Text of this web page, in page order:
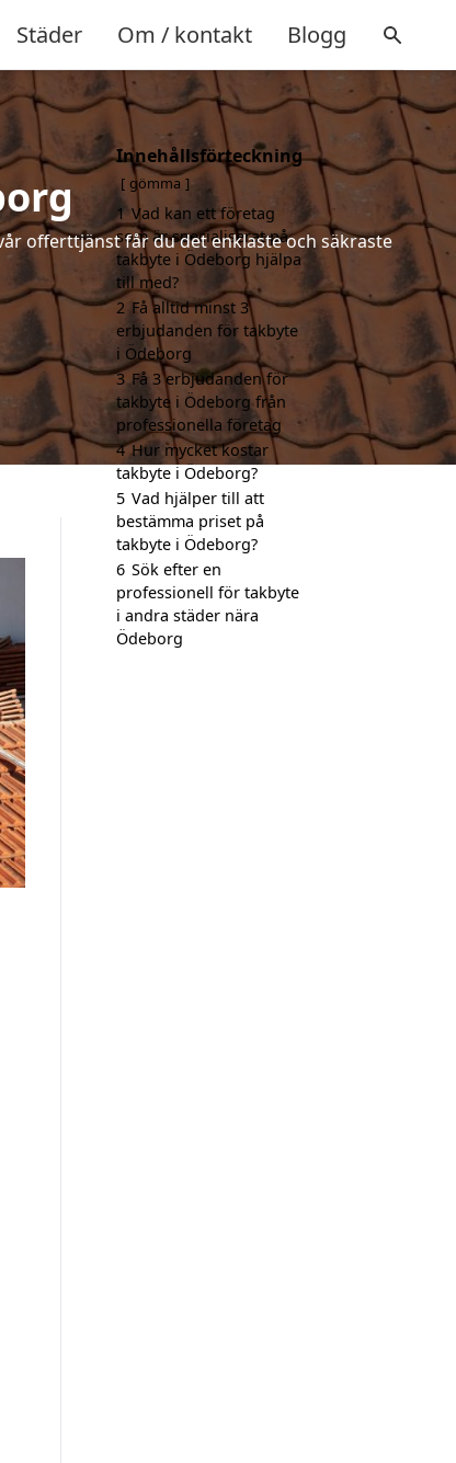
Städer Om / kontakt Blogg
offerttjänst får du det enklaste och säkraste
Innehållsförteckning
gömma
1 Vad kan ett företag
som är specialiserat på
takbyte i Ödeborg hjälpa
till med?
2 Få alltid minst 3
erbjudanden för takbyte
i Ödeborg
3 Få 3 erbjudanden för
takbyte i Ödeborg från
professionella företag
4 Hur mycket kostar
takbyte i Ödeborg?
5 Vad hjälper till att
bestämma priset på
takbyte i Ödeborg?
6 Sök efter en
professionell för takbyte
i andra städer nära
Ödeborg